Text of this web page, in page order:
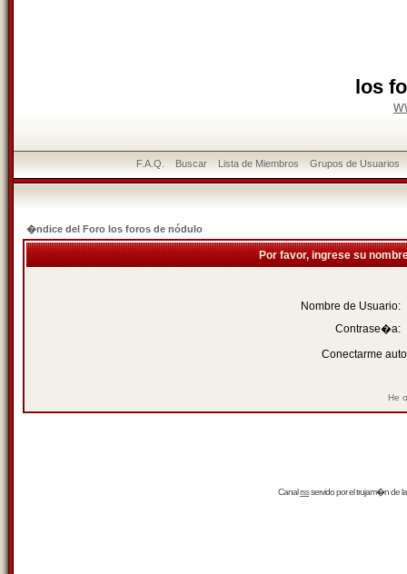
los
F.A.Q. Buscar Lista de Miembros Grupos de Usuarios
�ndice del Foro los foros de nódulo
Por favor, ingrese su
Nombre de Usuario:
Contrase�a:
Conectarme
He
Canalrssservido por eltrujam�nde